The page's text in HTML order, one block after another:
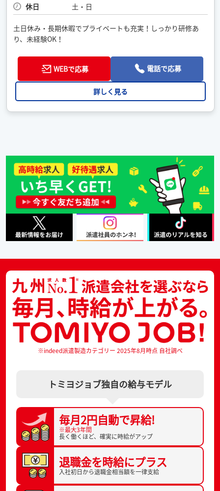
休日 土・日
土日休み・長期休暇でプライベートも充実！しっかり研修あ
り、未経験OK！
WEBで応募 電話で応募
詳しく見る
※indeed派遣製造カテゴリー 2025年8月時点 自社調べ
トミヨジョブ独自の給与モデル
毎月2円自動で昇給!
※最大3年間
長く働くほど、 確実に時給がアップ
退職金を時給にプラス
入社初日から退職金相当額を一律支給